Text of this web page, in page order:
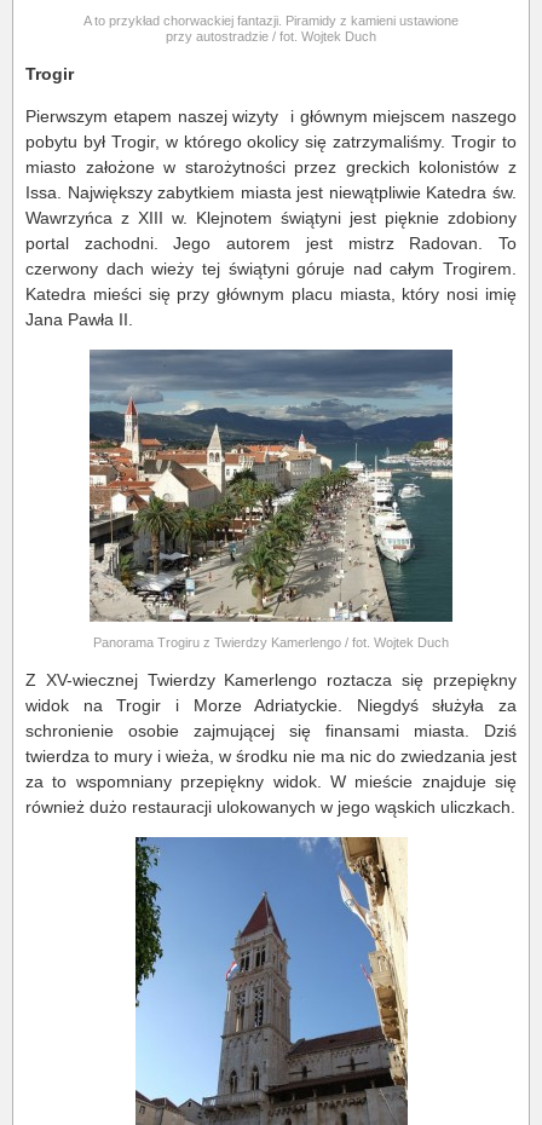
A to przykład chorwackiej fantazji. Piramidy z kamieni ustawione
przy autostradzie / fot. Wojtek Duch
Trogir
Pierwszym etapem naszej wizyty i głównym miejscem naszego
pobytu był Trogir, w którego okolicy się zatrzymaliśmy. Trogir to
miasto założone w starożytności przez greckich kolonistów z
Issa. Największy zabytkiem miasta jest niewątpliwie Katedra św.
Wawrzyńca z XIII w. Klejnotem świątyni jest pięknie zdobiony
portal zachodni. Jego autorem jest mistrz Radovan. To
czerwony dach wieży tej świątyni góruje nad całym Trogirem.
Katedra mieści się przy głównym placu miasta, który nosi imię
Jana Pawła II.
Panorama Trogiru z Twierdzy Kamerlengo / fot. Wojtek Duch
Z XV-wiecznej Twierdzy Kamerlengo roztacza się przepiękny
widok na Trogir i Morze Adriatyckie. Niegdyś służyła za
schronienie osobie zajmującej się finansami miasta. Dziś
twierdza to mury i wieża, w środku nie ma nic do zwiedzania jest
za to wspomniany przepiękny widok. W mieście znajduje się
również dużo restauracji ulokowanych w jego wąskich uliczkach.